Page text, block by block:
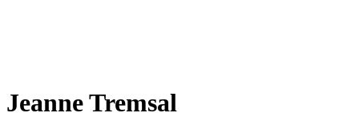
Jeanne Tremsal